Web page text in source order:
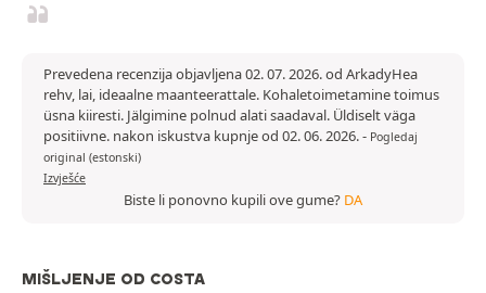
Prevedena recenzija objavljena 02. 07. 2026. od ArkadyHea
rehv, lai, ideaalne maanteerattale. Kohaletoimetamine toimus
üsna kiiresti. Jälgimine polnud alati saadaval. Üldiselt väga
positiivne. nakon iskustva kupnje od 02. 06. 2026.- Pogledaj
original (estonski)
Izvješće
Biste li ponovno kupili ove gume? DA
MIŠLJENJE OD COSTA